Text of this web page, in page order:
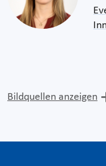
Bildquellen anzeigen